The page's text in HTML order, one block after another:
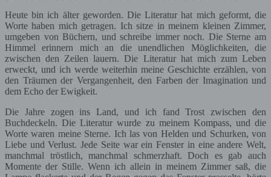
Heute bin ich älter geworden. Die Literatur hat mich geformt, die
Worte haben mich getragen. Ich sitze in meinem kleinen Zimmer,
umgeben von Büchern, und schreibe immer noch. Die Sterne am
Himmel erinnern mich an die unendlichen Möglichkeiten, die
zwischen den Zeilen lauern. Die Literatur hat mich zum Leben
erweckt, und ich werde weiterhin meine Geschichte erzählen, von
den Träumen der Vergangenheit, den Farben der Imagination und
dem Echo der Ewigkeit.
Die Jahre zogen ins Land, und ich fand Trost zwischen den
Buchdeckeln. Die Literatur wurde zu meinem Kompass, und die
Worte waren meine Sterne. Ich las von Helden und Schurken, von
Liebe und Verlust. Jede Seite war ein Fenster in eine andere Welt,
manchmal tröstlich, manchmal schmerzhaft. Doch es gab auch
Momente der Stille. Wenn ich allein in meinem Zimmer saß, die